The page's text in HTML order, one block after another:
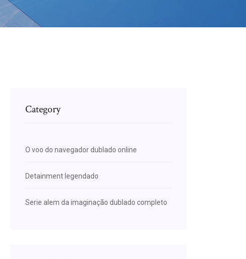
Category
O voo do navegador dublado online
Detainment legendado
Serie alem da imaginação dublado completo